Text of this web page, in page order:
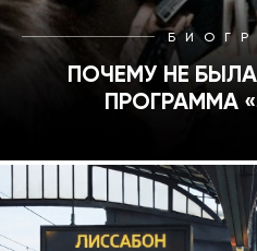
ПОЧЕМУ НЕ
ПРОГРАММА